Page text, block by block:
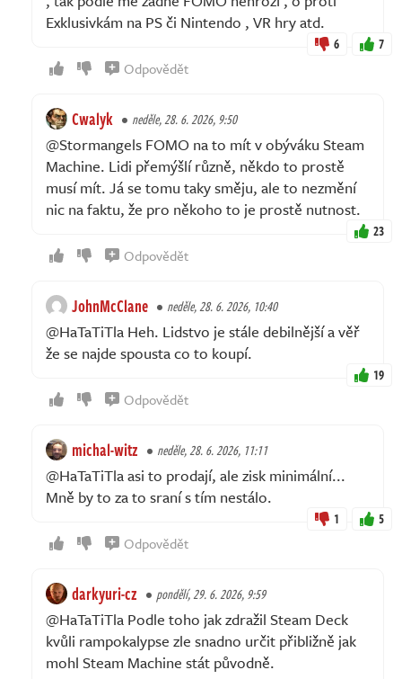
Exklusivkám na PS či Nintendo , VR hry atd.
6 7
Odpovědět
Cwalyk neděle, 28. 6. 2026, 9:50
@Stormangels FOMO na to mít v obýváku Steam
Machine. Lidi přemýšlí různě, někdo to prostě
musí mít. Já se tomu taky směju, ale to nezmění
nic na faktu, že pro někoho to je prostě nutnost.
23
Odpovědět
JohnMcClane neděle, 28. 6. 2026, 10:40
@HaTaTiTla Heh. Lidstvo je stále debilnější a věř
že se najde spousta co to koupí.
19
Odpovědět
michal-witz neděle, 28. 6. 2026, 11:11
@HaTaTiTla asi to prodají, ale zisk minimální...
Mně by to za to sraní s tím nestálo.
1 5
Odpovědět
darkyuri-cz pondělí, 29. 6. 2026, 9:59
@HaTaTiTla Podle toho jak zdražil Steam Deck
kvůli rampokalypse zle snadno určit přibližně jak
mohl Steam Machine stát původně.